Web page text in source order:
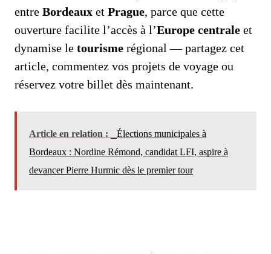
entre Bordeaux et Prague, parce que cette
ouverture facilite l’accès à l’Europe centrale et
dynamise le tourisme régional — partagez cet
article, commentez vos projets de voyage ou
réservez votre billet dès maintenant.
Article en relation :
Élections municipales à
Bordeaux : Nordine Rémond, candidat LFI, aspire à
devancer Pierre Hurmic dès le premier tour